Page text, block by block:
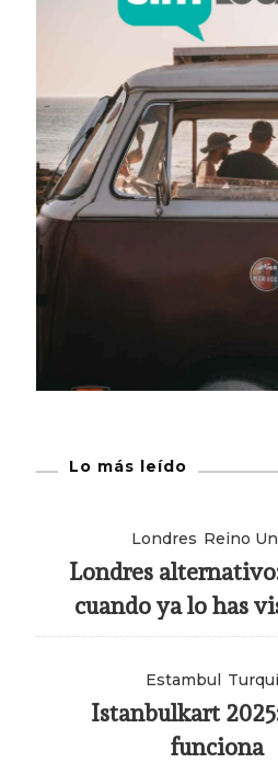
Lo más leído
Londres Reino
Londres
cuando ya lo has
Estambul
Istanbulkart
funciona